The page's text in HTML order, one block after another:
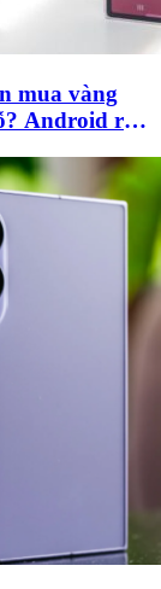
mua vàng
Android rớt